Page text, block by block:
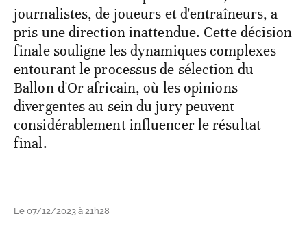
journalistes, de joueurs et d'entraîneurs, a
pris une direction inattendue. Cette décision
finale souligne les dynamiques complexes
entourant le processus de sélection du
Ballon d'Or africain, où les opinions
divergentes au sein du jury peuvent
considérablement influencer le résultat
final.
Le 07/12/2023 à 21h28